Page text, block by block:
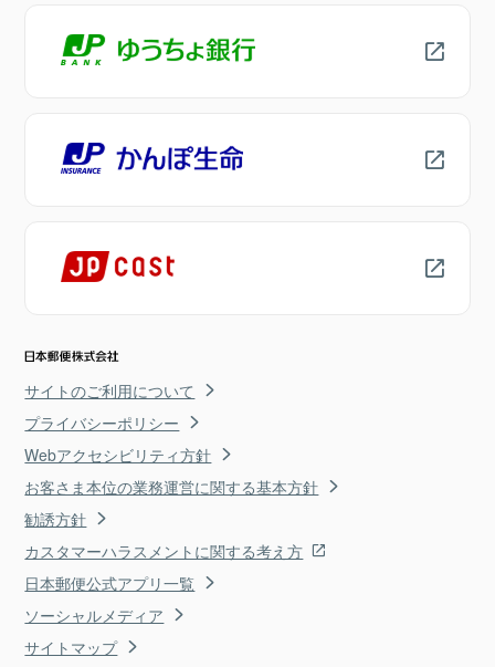
サイトのご利用について
プライバシーポリシー
Webアクセシビリティ方針
お客さま本位の業務運営に関する基本方針
勧誘方針
カスタマーハラスメントに関する考え方
日本郵便公式アプリ一覧
ソーシャルメディア
サイトマップ